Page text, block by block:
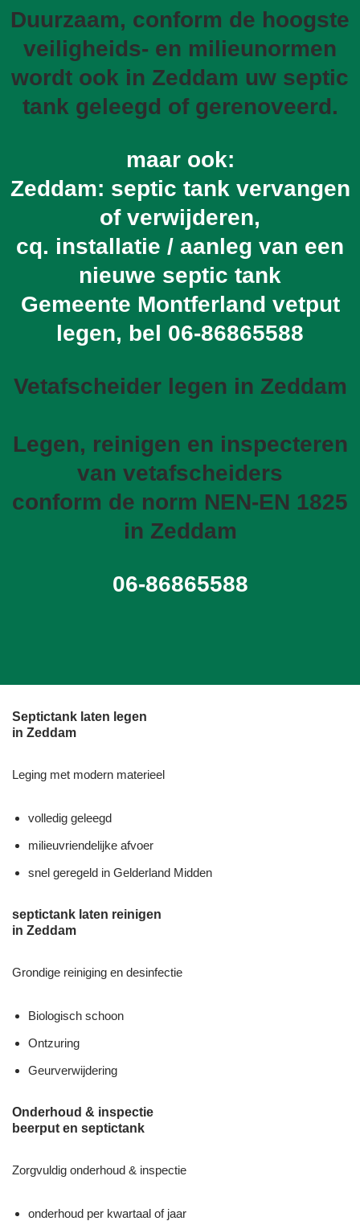
Duurzaam, conform de hoogste
veiligheids- en milieunormen
wordt ook in Zeddam uw septic
tank geleegd of gerenoveerd.
maar ook:
Zeddam: septic tank vervangen
of verwijderen,
cq. installatie / aanleg van een
nieuwe septic tank
Gemeente Montferland vetput
legen, bel 06-86865588
Vetafscheider legen in Zeddam
Legen, reinigen en inspecteren
van vetafscheiders
conform de norm NEN-EN 1825
in Zeddam
06-86865588
Septictank laten legen
in Zeddam
Leging met modern materieel
volledig geleegd
milieuvriendelijke afvoer
snel geregeld in Gelderland Midden
septictank laten reinigen
in Zeddam
Grondige reiniging en desinfectie
Biologisch schoon
Ontzuring
Geurverwijdering
Onderhoud & inspectie
beerput en septictank
Zorgvuldig onderhoud & inspectie
onderhoud per kwartaal of jaar